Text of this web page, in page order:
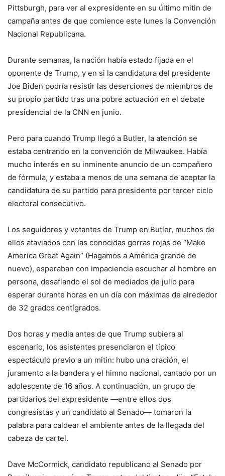
Pittsburgh, para ver al expresidente en su último mitin de
campaña antes de que comience este lunes la Convención
Nacional Republicana.
Durante semanas, la nación había estado fijada en el
oponente de Trump, y en si la candidatura del presidente
Joe Biden podría resistir las deserciones de miembros de
su propio partido tras una pobre actuación en el debate
presidencial de la CNN en junio.
Pero para cuando Trump llegó a Butler, la atención se
estaba centrando en la convención de Milwaukee. Había
mucho interés en su inminente anuncio de un compañero
de fórmula, y estaba a menos de una semana de aceptar la
candidatura de su partido para presidente por tercer ciclo
electoral consecutivo.
Los seguidores y votantes de Trump en Butler, muchos de
ellos ataviados con las conocidas gorras rojas de “Make
America Great Again” (Hagamos a América grande de
nuevo), esperaban con impaciencia escuchar al hombre en
persona, desafiando el sol de mediados de julio para
esperar durante horas en un día con máximas de alrededor
de 32 grados centígrados.
Dos horas y media antes de que Trump subiera al
escenario, los asistentes presenciaron el típico
espectáculo previo a un mitin: hubo una oración, el
juramento a la bandera y el himno nacional, cantado por un
adolescente de 16 años. A continuación, un grupo de
partidarios del expresidente —entre ellos dos
congresistas y un candidato al Senado— tomaron la
palabra para caldear el ambiente antes de la llegada del
cabeza de cartel.
Dave McCormick, candidato republicano al Senado por